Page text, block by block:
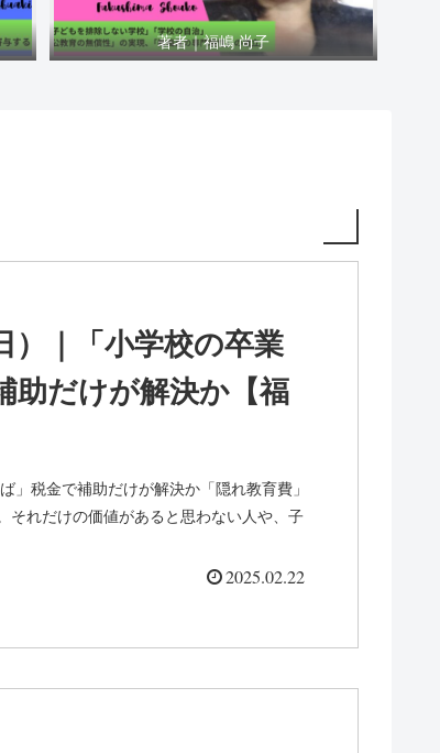
著者｜福嶋 尚子
）｜「小学校の卒業
助だけが解決か【福
税金で補助だけが解決か「隠れ教育費」
それだけの価値があると思わない人や、子
2025.02.22